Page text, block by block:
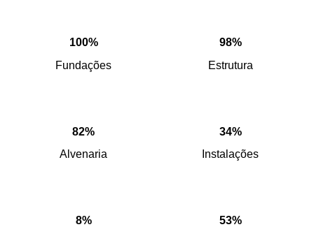
100%
Fundações
98%
Estrutura
82%
Alvenaria
34%
Instalações
8%
53%